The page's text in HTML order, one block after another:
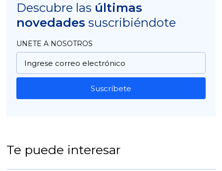
Descubre las últimas
novedades suscribiéndote
UNETE A NOSOTROS
Suscríbete
Te puede interesar